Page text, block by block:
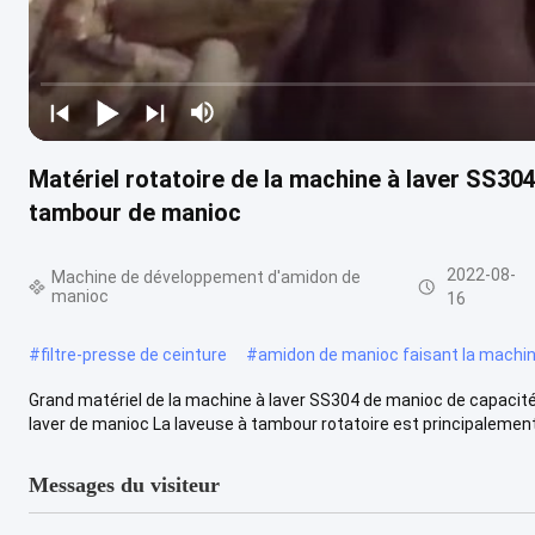
Matériel rotatoire de la machine à laver
tambour de manioc
Machine de développement d'amidon de
manioc
2022-08-
16
#filtre-presse de ceinture #amidon de manioc faisant la
Grand matériel de la machine à laver SS304 de manioc de
laver de manioc La laveuse à tambour rotatoire est
Messages du visiteur